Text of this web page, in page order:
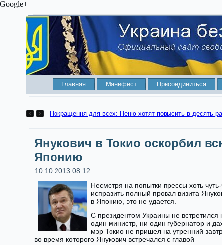
Google+
Главная Манифест Присоединиться
Покращення для всех: Пеню хотят повысить в десять
Янукович в Токио оскорбил
Японию
10.10.2013 08:12
Несмотря на попытки прессы хоть чуть-
исправить полный провал визита
в Японию, это не удается.
С президентом Украины не встретился
один министр, ни один губернатор и
мэр Токио не пришел на утренний
во время которого Янукович встречался с главой